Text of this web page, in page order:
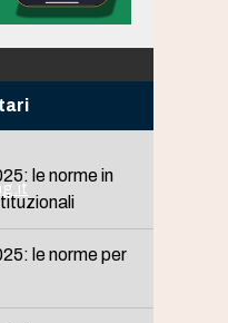
le norme in
le norme per